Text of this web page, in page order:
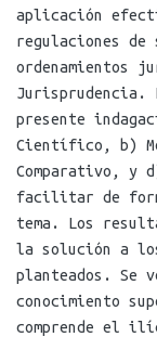
aplicación
regulaciones
ordenamientos
Jurisprudencia.
presente
Científico, b)
Comparativo, y
facilitar de
tema. Los
la solución a
planteados. Se
conocimiento
comprende el